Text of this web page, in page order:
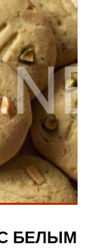
БЕЛЫМ